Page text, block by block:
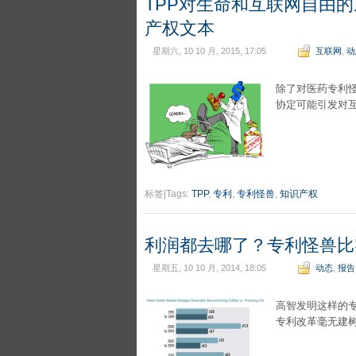
TPP对生命和互联网自由
产权文本
星期六, 10 10 月, 2015, 17:05 互联网
除了对医药专利
协定可能引发对
标签|Tags: TPP, 专利 , 专利怪兽, 知识产权
利润都去哪了？专利怪兽
星期五, 10 10 月, 2014, 18:05 动态 报告
高智发明这样的
专利改革毫无建